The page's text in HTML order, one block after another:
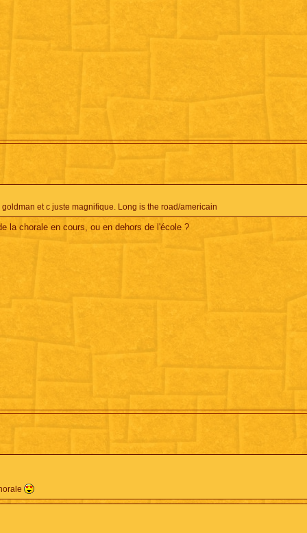
et c juste magnifique. Long is the road/americain
la chorale en cours, ou en dehors de l'école ?